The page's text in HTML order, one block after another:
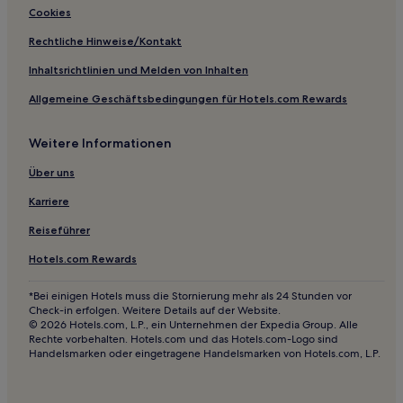
Hotels nahe Sand Dollar Beach
Hotels nahe Piedras Blancas Lighthouse
Old Town Historic District: Hotels
San Luis Obispo County: Hotels
Hotels nahe West Hills Community College District
Hotels nahe Foxen Canyon Wine Trail
Hotels nahe Weingut Edna Valley Vineyard
Kettleman City Hotels
Shell Beach: Hotels
Hotels nahe Reservoir Canyon Trail
Hotels nahe Jadebucht
Lucia: Hotels
Avenal Hotels
Cookies
Rechtliche Hinweise/Kontakt
Inhaltsrichtlinien und Melden von Inhalten
Allgemeine Geschäftsbedingungen für Hotels.com Rewards
Weitere Informationen
Über uns
Karriere
Reiseführer
Hotels.com Rewards
*Bei einigen Hotels muss die Stornierung mehr als 24 Stunden vor
Check-in erfolgen. Weitere Details auf der Website.
© 2026 Hotels.com, L.P., ein Unternehmen der Expedia Group. Alle
Rechte vorbehalten. Hotels.com und das Hotels.com-Logo sind
Handelsmarken oder eingetragene Handelsmarken von Hotels.com, L.P.